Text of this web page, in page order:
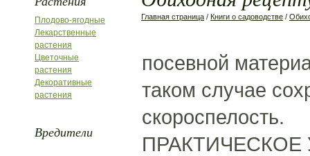
Плодово-ягодные
Лекарственные
растения
Цветочные
растения
Декоративные
растения
Вредители
Главная страница / Книги о садоводстве /
посевной
таком случае
скороспелость.